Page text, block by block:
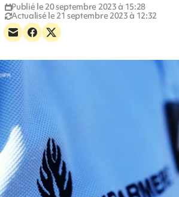
Publié le 20 septembre 2023 à 15:28
Actualisé le 21 septembre 2023 à 12:32